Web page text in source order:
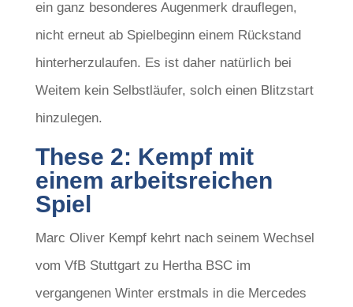
ein ganz besonderes Augenmerk drauflegen,
nicht erneut ab Spielbeginn einem Rückstand
hinterherzulaufen. Es ist daher natürlich bei
Weitem kein Selbstläufer, solch einen Blitzstart
hinzulegen.
These 2: Kempf mit
einem arbeitsreichen
Spiel
Marc Oliver Kempf kehrt nach seinem Wechsel
vom VfB Stuttgart zu Hertha BSC im
vergangenen Winter erstmals in die Mercedes